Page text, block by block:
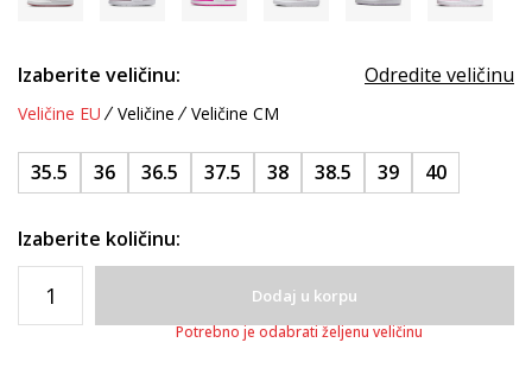
Izaberite veličinu: Odredite veličinu
Veličine EU Veličine Veličine CM
35.5 36 36.5 37.5 38 38.5 39 40
Izaberite količinu:
Dodaj u korpu
Potrebno je odabrati željenu veličinu